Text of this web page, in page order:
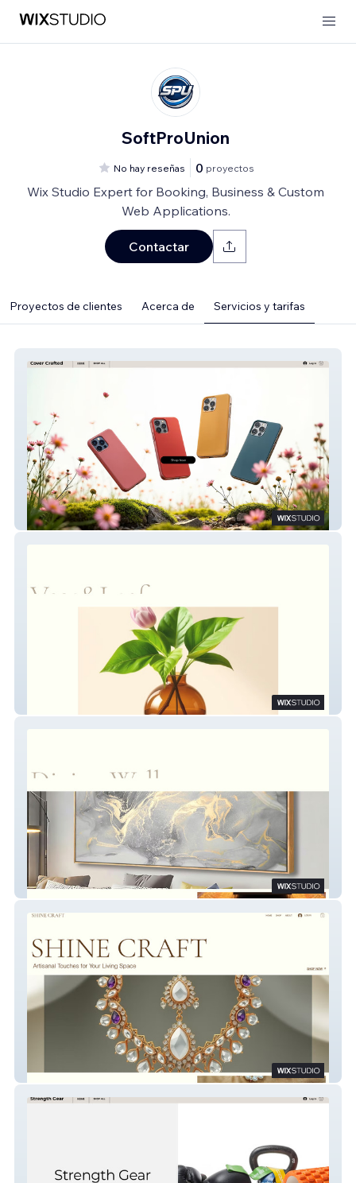
SoftProUnion
No hay reseñas 0 proyectos
Wix Studio Expert for Booking, Business & Custom
Web Applications.
Contactar
Proyectos de clientes Acerca de Servicios y tarifas
Cover Crafted
Divine Wall Decor
Shine Craft Jewellery